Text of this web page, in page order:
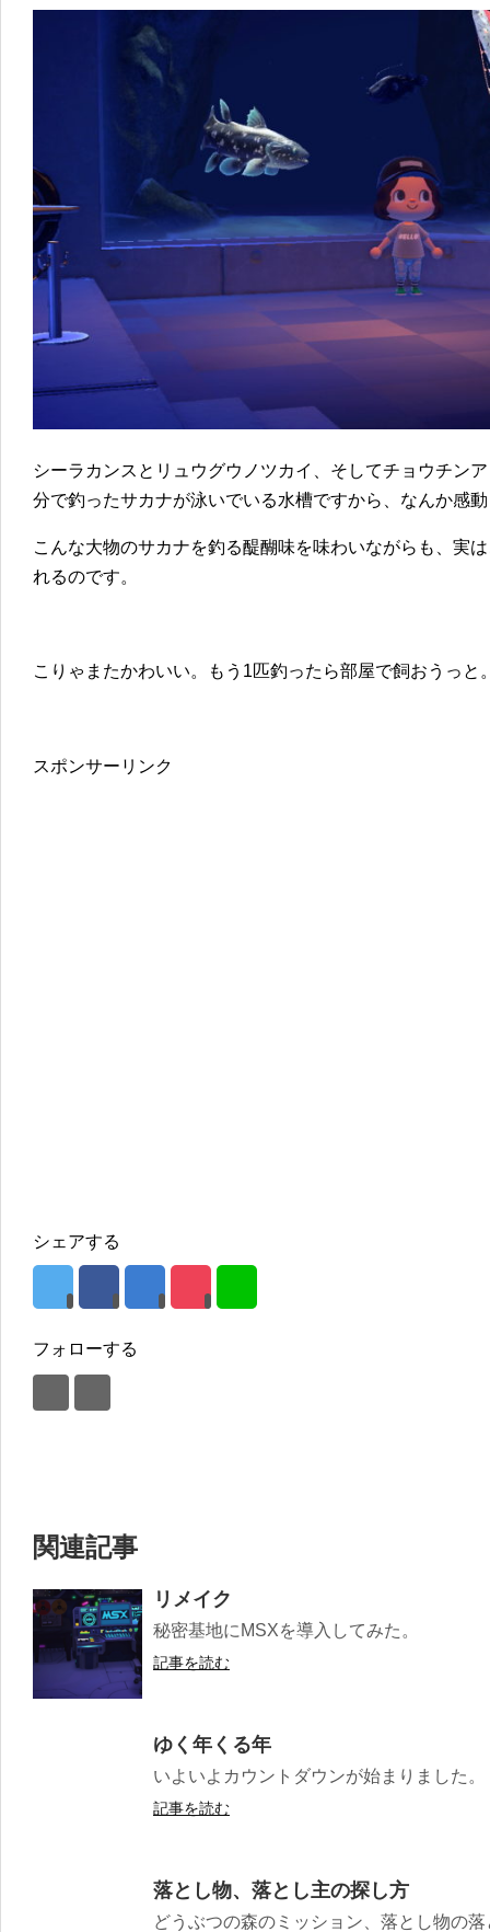
シーラカンスとリュウグウノツカイ、そしてチョウチン
分で釣ったサカナが泳いでいる水槽ですから、なんか感
こんな大物のサカナを釣る醍醐味を味わいながらも、実
れるのです。
こりゃまたかわいい。もう1匹釣ったら部屋で飼おうっと
スポンサーリンク
シェアする
フォローする
関連記事
リメイク
秘密基地にMSXを導入してみた。
記事を読む
ゆく年くる年
いよいよカウントダウンが始まりました
記事を読む
落とし物、落とし主の探し方
どうぶつの森のミッション、落とし物の